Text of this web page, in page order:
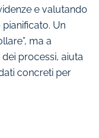
e valutando
Un
ma a
processi, aiuta
concreti per